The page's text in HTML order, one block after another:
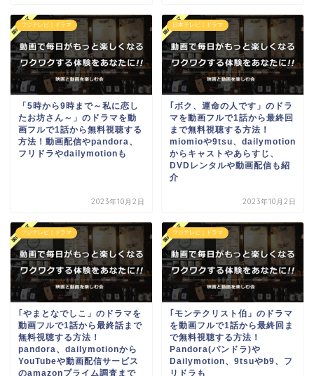
フジテレビ｜ドラマ
「5時から9時まで～私に恋し
たお坊さん～」のドラマを動
画フルで1話から無料視聴する
方法！動画配信やpandora、
フリドラやdailymotionも
2023年10月2日
日本テレビ｜ドラマ
｢ボク、運命の人です」のドラ
マを動画フルで1話から最終回
まで無料視聴する方法！
miomioや9tsu、dailymotion
からキャストやあらすじ、
DVDレンタルや動画配信も紹
介
2023年10月2日
フジテレビ｜ドラマ
｢やまとなでしこ」のドラマを
動画フルで1話から最終話まで
無料視聴する方法！
pandora、dailymotionから
YouTubeや動画配信サービス
のamazonプライム調査まで
フジテレビ｜ドラマ
｢モンテクリスト伯」のドラマ
を動画フルで1話から最終回ま
で無料視聴する方法！
Pandora(パンドラ)や
Dailymotion、9tsuやb9、フ
リドラも